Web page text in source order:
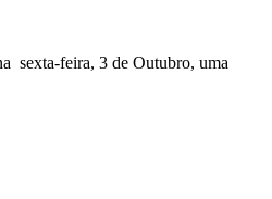
sexta-feira, 3 de Outubro, uma